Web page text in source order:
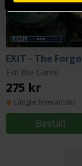
Exit the Game
275 kr
Längre leveranstid
Beställ